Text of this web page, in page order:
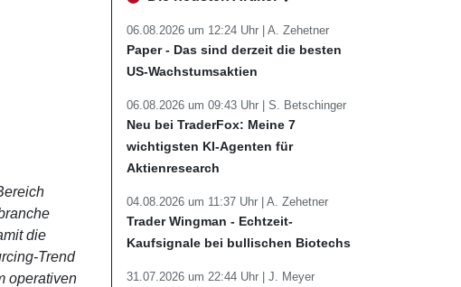
die
Trend
operativen
06.08.2026 um 12:24 Uhr | A. Zehetner
Paper - Das sind derzeit die besten
US-Wachstumsaktien
06.08.2026 um 09:43 Uhr | S. Betschinger
Neu bei TraderFox: Meine 7
wichtigsten KI-Agenten für
Aktienresearch
04.08.2026 um 11:37 Uhr | A. Zehetner
Trader Wingman - Echtzeit-
Kaufsignale bei bullischen Biotechs
31.07.2026 um 22:44 Uhr | J. Meyer